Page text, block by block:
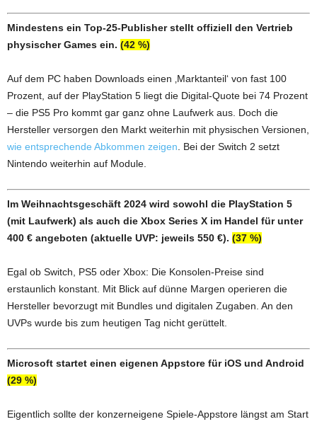
Mindestens ein Top-25-Publisher stellt offiziell den Vertrieb
physischer Games ein. (42 %)
Auf dem PC haben Downloads einen ‚Marktanteil‘ von fast 100
Prozent, auf der PlayStation 5 liegt die Digital-Quote bei 74 Prozent
– die PS5 Pro kommt gar ganz ohne Laufwerk aus. Doch die
Hersteller versorgen den Markt weiterhin mit physischen Versionen,
wie entsprechende Abkommen zeigen . Bei der Switch 2 setzt
Nintendo weiterhin auf Module.
Im Weihnachtsgeschäft 2024 wird sowohl die PlayStation 5
(mit Laufwerk) als auch die Xbox Series X im Handel für unter
400 € angeboten (aktuelle UVP: jeweils 550 €). (37 %)
Egal ob Switch, PS5 oder Xbox: Die Konsolen-Preise sind
erstaunlich konstant. Mit Blick auf dünne Margen operieren die
Hersteller bevorzugt mit Bundles und digitalen Zugaben. An den
UVPs wurde bis zum heutigen Tag nicht gerüttelt.
Microsoft startet einen eigenen Appstore für iOS und Android
(29 %)
Eigentlich sollte der konzerneigene Spiele-Appstore längst am Start